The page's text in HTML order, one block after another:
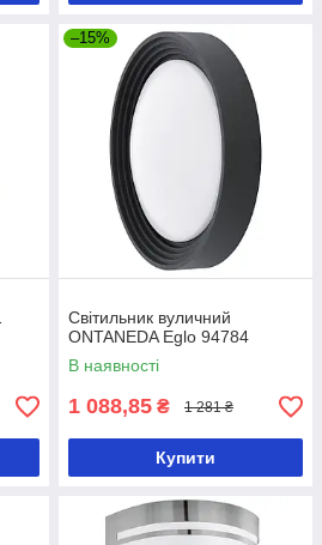
–15%
Світильник вуличний
ONTANEDA Eglo 94784
В наявності
1 088,85 ₴ 1 281 ₴
Купити